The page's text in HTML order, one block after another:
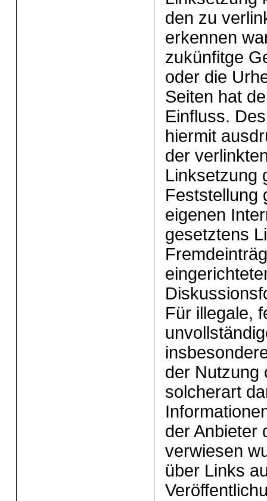
den zu
erkennen
zukünfitge
oder die
Seiten hat
Einfluss.
hiermit
der
Linksetzung
Feststellung
eigenen
gesetztens
Für illegale,
der Nutzung
solcherart
der Anbieter
verwiesen
über Links